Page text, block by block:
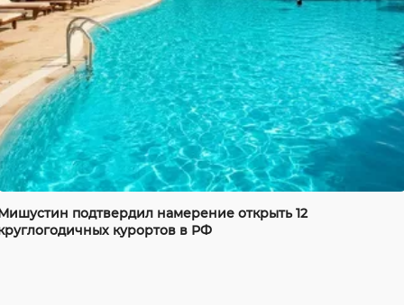
подтвердил намерение открыть 12
курортов в РФ